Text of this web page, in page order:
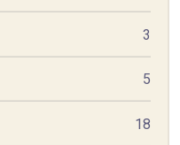
3
5
18